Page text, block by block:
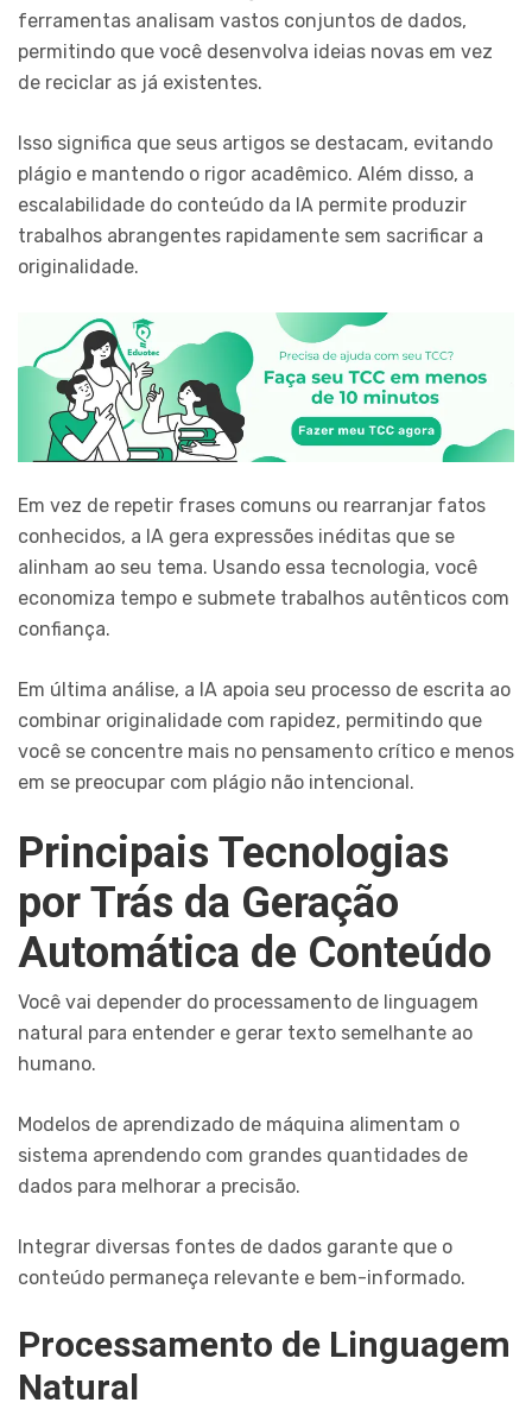
ferramentas analisam vastos conjuntos de dados,
permitindo que você desenvolva ideias novas em vez
de reciclar as já existentes.
Isso significa que seus artigos se destacam, evitando
plágio e mantendo o rigor acadêmico. Além disso, a
escalabilidade do conteúdo da IA permite produzir
trabalhos abrangentes rapidamente sem sacrificar a
originalidade.
Em vez de repetir frases comuns ou rearranjar fatos
conhecidos, a IA gera expressões inéditas que se
alinham ao seu tema. Usando essa tecnologia, você
economiza tempo e submete trabalhos autênticos com
confiança.
Em última análise, a IA apoia seu processo de escrita ao
combinar originalidade com rapidez, permitindo que
você se concentre mais no pensamento crítico e menos
em se preocupar com plágio não intencional.
Principais Tecnologias
por Trás da Geração
Automática de Conteúdo
Você vai depender do processamento de linguagem
natural para entender e gerar texto semelhante ao
humano.
Modelos de aprendizado de máquina alimentam o
sistema aprendendo com grandes quantidades de
dados para melhorar a precisão.
Integrar diversas fontes de dados garante que o
conteúdo permaneça relevante e bem-informado.
Processamento de Linguagem
Natural